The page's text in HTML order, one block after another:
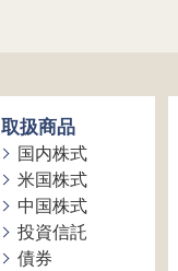
取扱商品
国内株式
米国株式
中国株式
投資信託
債券